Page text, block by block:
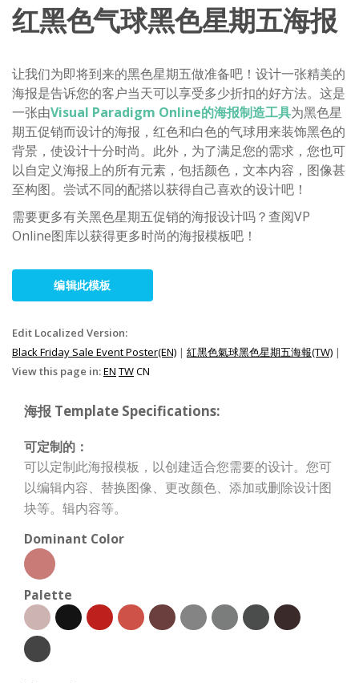
红黑色气球黑色星期五海报
让我们为即将到来的黑色星期五做准备吧！设计一张精美的
海报是告诉您的客户当天可以享受多少折扣的好方法。这是
一张由Visual Paradigm Online的海报制造工具为黑色星
期五促销而设计的海报，红色和白色的气球用来装饰黑色的
背景，使设计十分时尚。此外，为了满足您的需求，您也可
以自定义海报上的所有元素，包括颜色，文本内容，图像甚
至构图。尝试不同的配搭以获得自己喜欢的设计吧！
需要更多有关黑色星期五促销的海报设计吗？查阅VP
Online图库以获得更多时尚的海报模板吧！
编辑此模板
Edit Localized Version:
Black Friday Sale Event Poster(EN) | 紅黑色氣球黑色星期五海報(TW) |
View this page in:EN TWCN
海报 Template Specifications:
可定制的：
可以定制此海报模板，以创建适合您需要的设计。您可
以编辑内容、替换图像、更改颜色、添加或删除设计图
块等。辑内容等。
Dominant Color
Palette